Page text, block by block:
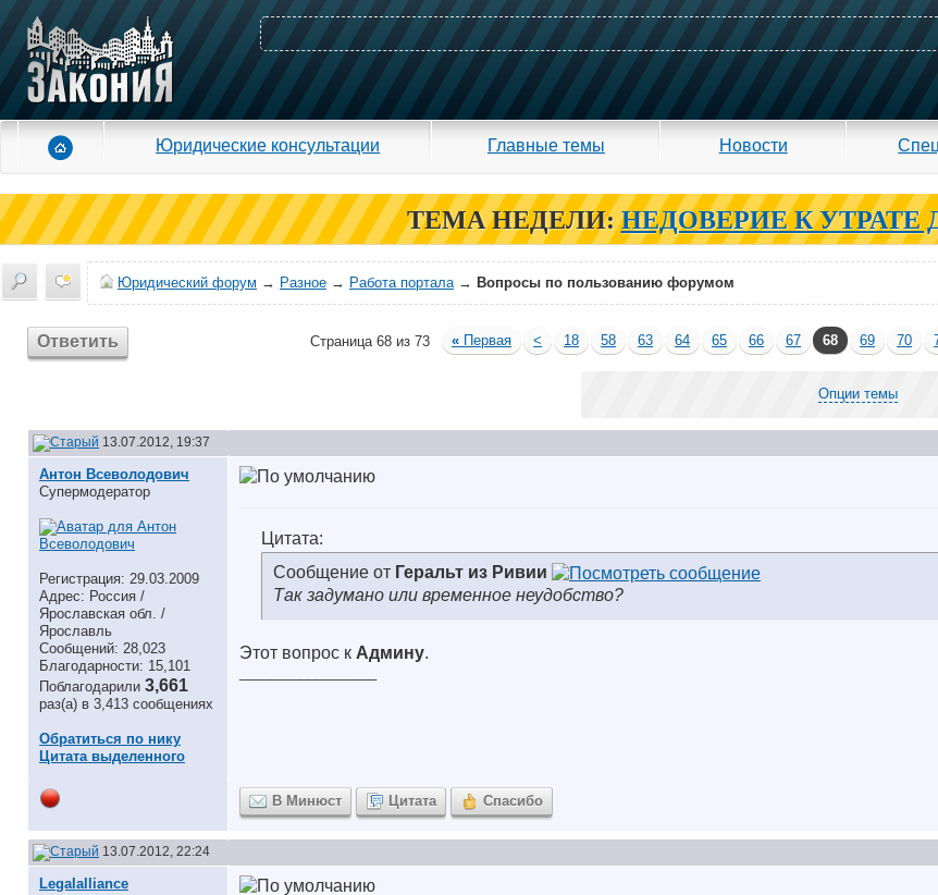
Юридические консультации Главные темы Новости
ТЕМА НЕДЕЛИ: НЕДОВЕРИЕ К УТРАТЕ
Юридический форум → Разное → Работа портала→ Вопросы по пользованию форумом
Ответить Страница 68 из 73 « Первая < 18 58 63 64 65 66 67 68 69 70
Опции темы
13.07.2012, 19:37
Антон Всеволодович
Супермодератор
Регистрация: 29.03.2009
Адрес: Россия /
Ярославская обл. /
Ярославль
Сообщений: 28,023
Благодарности: 15,101
Поблагодарили 3,661
раз(а) в 3,413 сообщениях
Обратиться по нику
Цитата выделенного
Цитата:
Сообщение от Геральт из Ривии
Так задумано или временное неудобство?
Этот вопрос к Админу.
В Минюст Цитата Спасибо
13.07.2012, 22:24
Legalalliance